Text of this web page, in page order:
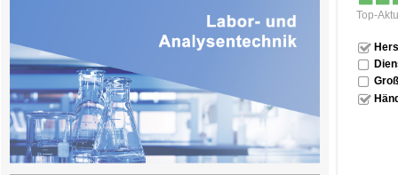
Top-